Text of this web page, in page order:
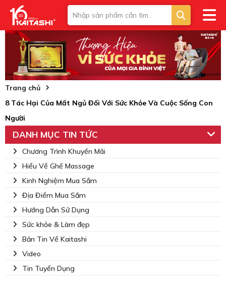
Trang chủ
8 Tác Hại Của Mất Ngủ Đối Với Sức Khỏe Và Cuộc Sống Con
Người
DANH MỤC TIN TỨC
Chương Trình Khuyến Mãi
Hiểu Về Ghế Massage
Kinh Nghiệm Mua Sắm
Địa Điểm Mua Sắm
Hướng Dẫn Sử Dụng
Sức khỏe & Làm đẹp
Bản Tin Về Kaitashi
Video
Tin Tuyển Dụng